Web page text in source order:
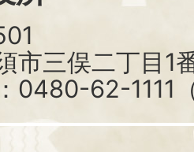
市三俣二丁目1
0480-62-1111